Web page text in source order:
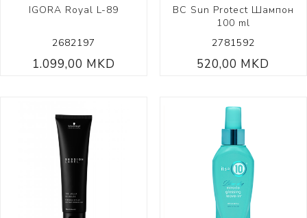
IGORA Royal L-89
2682197
1.099,00 MKD
BC Sun Protect Шампон
100 ml
2781592
520,00 MKD